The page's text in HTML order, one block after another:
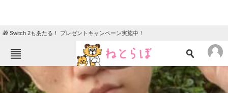
🎁 Switch 2もあたる！ プレゼントキャンペーン実施中！
ねとらぼメニュー
TOP ニュース